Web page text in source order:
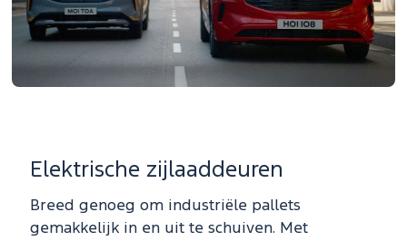
Elektrische zijlaaddeuren
Breed genoeg om industriële pallets
gemakkelijk in en uit te schuiven. Met